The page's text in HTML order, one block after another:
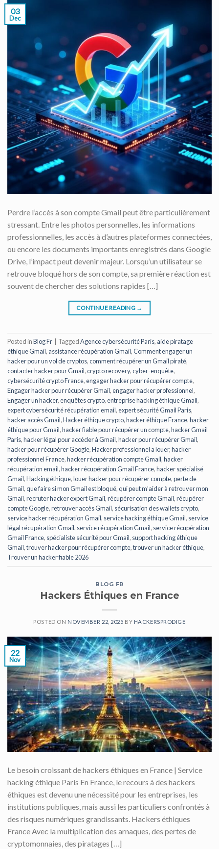
03
Dec
Perdre l’accès à son compte Gmail peut être particulièrement
stressant. Entre les photos personnelles, les informations
professionnelles, les accès à d’autres plateformes connectées,
ou encore les documents importants enregistrés dans Google
Drive, l’impact peut devenir majeur. Lorsqu’un utilisateur se
retrouve bloqué hors de son compte, sa première réaction est
souvent de chercher des solutions rapides […]
CONTINUE READING →
Posted inBlog Fr TaggedAgence cybersécurité Paris, aide piratage
éthique Gmail, assistance récupération Gmail,Comment engager un
hacker pour un vol de cryptos,comment récupérer un Gmail piraté,
contacter hacker pour Gmail,crypto recovery,cyber-enquête,
cybersécurité crypto France,engager hacker pour récupérer compte,
Engager hacker pour récupérer Gmail,engager hacker professionnel,
Engager un hacker,enquêtes crypto,entreprise hacking éthique Gmail,
expert cybersécurité récupération email,expert sécurité Gmail Paris,
hacker accès Gmail,Hacker éthique crypto,hacker éthique France,hacker
éthique pour Gmail,hacker fiable pour récupérer un compte,hacker Gmail
Paris,hacker légal pour accéder à Gmail,hacker pour récupérer Gmail,
hacker pour récupérer Google,Hacker professionnel a louer,hacker
professionnel France,hacker récupération compte Gmail,hacker
récupération email,hacker récupération Gmail France,hacker spécialisé
Gmail,Hacking éthique,louer hacker pour récupérer compte,perte de
Gmail,que faire si mon Gmail est bloqué,qui peut m’aider à retrouver mon
Gmail,recruter hacker expert Gmail,récupérer compte Gmail,récupérer
compte Google,retrouver accès Gmail, sécurisation des wallets crypto,
service hacker récupération Gmail, service hacking éthique Gmail, service
légal récupération Gmail, service récupération Gmail, service récupération
Gmail France, spécialiste sécurité pour Gmail, support hacking éthique
Gmail,trouver hacker pour récupérer compte,trouver un hacker éthique,
Trouver un hacker fiable 2026
BLOG FR
Hackers Éthiques en France
POSTED ON NOVEMBER 22, 2025 BY HACKERSPRODIGE
22
Nov
Le besoin croissant de hackers éthiques en France | Service
hacking éthique Paris En France, le recours à des hackers
éthiques est devenu une nécessité pour les entreprises, les
institutions publiques, mais aussi les particuliers confrontés à
des risques numériques grandissants. Hackers éthiques
France Avec la multiplication des arnaques, des pertes de
cryptomonnaies, des piratages […]